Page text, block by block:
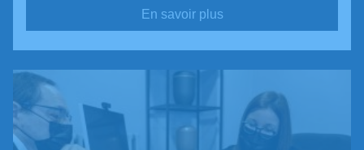
En savoir plus